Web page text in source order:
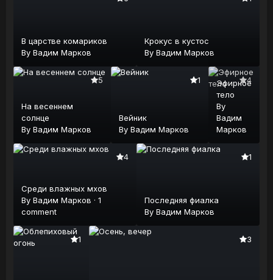
В царстве комариков
By Вадим Марков
Крокус в кустос
By Вадим Марков
5
На весеннем
солнце
By Вадим Марков
1
Вейник
By Вадим Марков
4
Эфирное
тело
By
Вадим
Марков
4
Среди влажных мхов
By Вадим Марков · 1
comment
1
Последняя фиалка
By Вадим Марков
1 3